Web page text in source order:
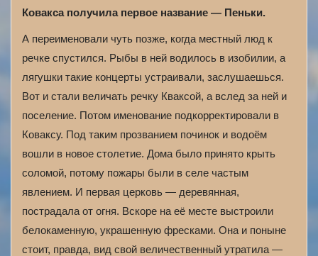
Ковакса получила первое название — Пеньки.
А переименовали чуть позже, когда местный люд к
речке спустился. Рыбы в ней водилось в изобилии, а
лягушки такие концерты устраивали, заслушаешься.
Вот и стали величать речку Кваксой, а вслед за ней и
поселение. Потом именование подкорректировали в
Коваксу. Под таким прозванием починок и водоём
вошли в новое столетие. Дома было принято крыть
соломой, потому пожары были в селе частым
явлением. И первая церковь — деревянная,
пострадала от огня. Вскоре на её месте выстроили
белокаменную, украшенную фресками. Она и поныне
стоит, правда, вид свой величественный утратила —